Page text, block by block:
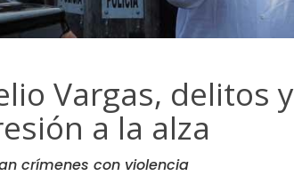
Vargas, delitos y
a la alza
crímenes con violencia